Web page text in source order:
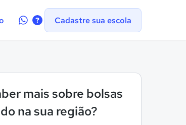
Contate-Cadastre sua escola
mais sobre bolsas
na sua região?